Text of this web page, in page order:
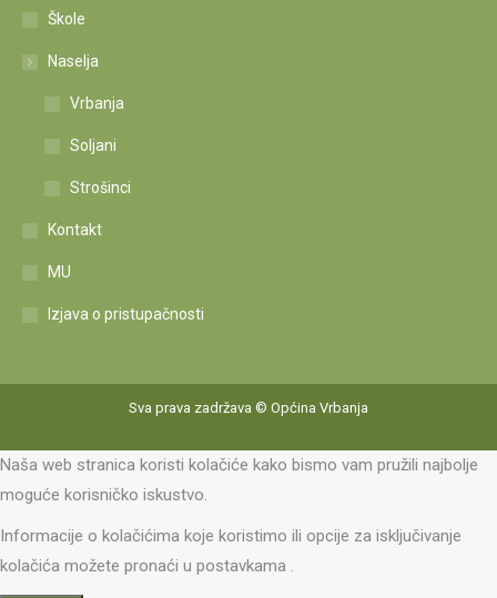
Škole
Naselja
Vrbanja
Soljani
Strošinci
Kontakt
MU
Izjava o pristupačnosti
Sva prava zadržava © Općina Vrbanja
Naša web stranica koristi kolačiće kako bismo vam pružili najbolje
moguće korisničko iskustvo.
Informacije o kolačićima koje koristimo ili opcije za isključivanje
kolačića možete pronaći u postavkama .